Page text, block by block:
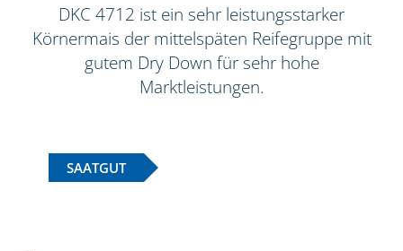
DKC 4712 ist ein sehr leistungsstarker
Körnermais der mittelspäten Reifegruppe mit
gutem Dry Down für sehr hohe
Marktleistungen.
SAATGUT